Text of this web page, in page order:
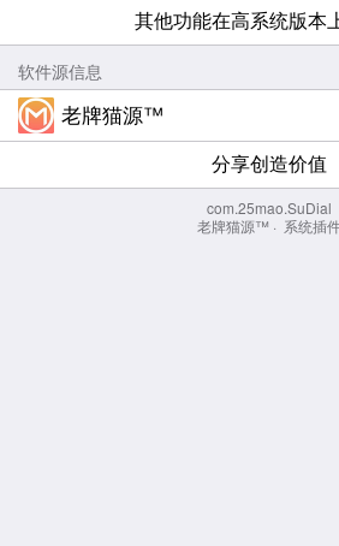
其他功能在高系统版本
软件源信息
老牌猫源™
分享创造价值
com.25mao.SuDial
老牌猫源™ · 系统插